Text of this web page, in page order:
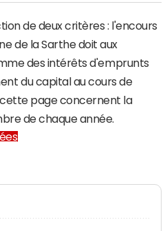
de deux critères : l'encours
de la Sarthe doit aux
des intérêts d'emprunts
du capital au cours de
cette page concernent la
de chaque année.